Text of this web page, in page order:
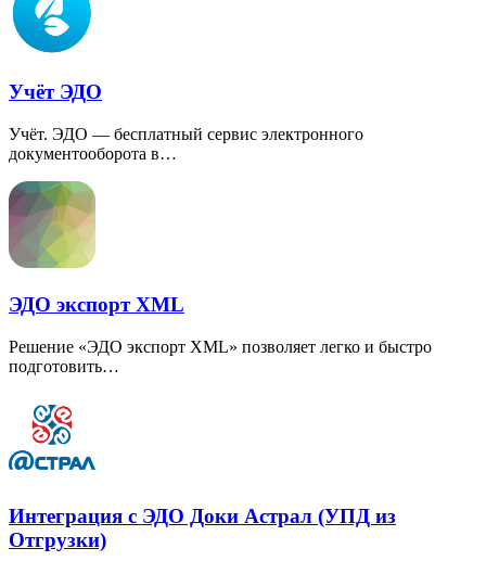
Учёт ЭДО
Учёт. ЭДО — бесплатный сервис электронного
документооборота в…
ЭДО экспорт XML
Решение «ЭДО экспорт XML» позволяет легко и быстро
подготовить…
Интеграция с ЭДО Доки Астрал (УПД из
Отгрузки)